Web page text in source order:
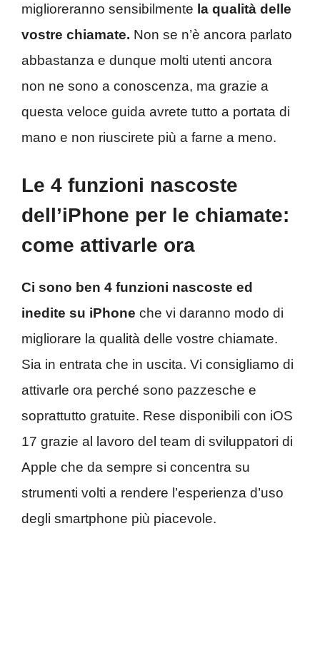
miglioreranno sensibilmente la qualità delle
vostre chiamate. Non se n’è ancora parlato
abbastanza e dunque molti utenti ancora
non ne sono a conoscenza, ma grazie a
questa veloce guida avrete tutto a portata di
mano e non riuscirete più a farne a meno.
Le 4 funzioni nascoste
dell’iPhone per le chiamate:
come attivarle ora
Ci sono ben 4 funzioni nascoste ed
inedite su iPhone che vi daranno modo di
migliorare la qualità delle vostre chiamate.
Sia in entrata che in uscita. Vi consigliamo di
attivarle ora perché sono pazzesche e
soprattutto gratuite. Rese disponibili con iOS
17 grazie al lavoro del team di sviluppatori di
Apple che da sempre si concentra su
strumenti volti a rendere l’esperienza d’uso
degli smartphone più piacevole.